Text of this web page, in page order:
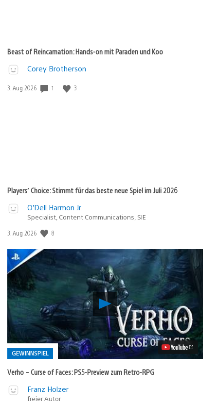
Beast of Reincarnation: Hands-on mit Paraden und Koo
Corey Brotherson
Veröffentlichungsdatum:
3. Aug 2026 1 3
Players’ Choice: Stimmt für das beste neue Spiel im Juli 2026
O’Dell Harmon Jr.
Specialist, Content Communications, SIE
Veröffentlichungsdatum:
3. Aug 2026 8
Verho
–
Curse
of
Faces:
PS5-
Preview
zum
Retro-
GEWINNSPIEL
Verho – Curse of Faces: PS5-Preview zum Retro-RPG
Veröffentlicht
Franz Holzer
freier Autor